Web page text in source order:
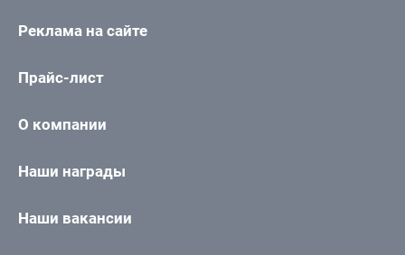
Реклама на сайте
Прайс-лист
О компании
Наши награды
Наши вакансии